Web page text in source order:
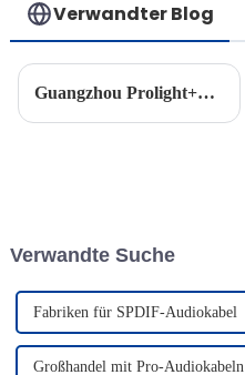
Verwandter Blog
Guangzhou Prolight+Sound 2024 – JINGYI
Verwandte Suche
Fabriken für SPDIF-Audiokabel
Großhandel mit Pro-Audiokabeln